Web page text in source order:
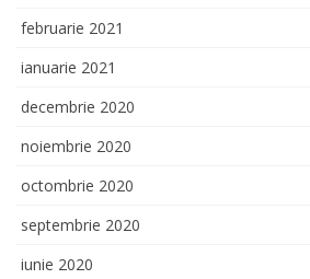
februarie 2021
ianuarie 2021
decembrie 2020
noiembrie 2020
octombrie 2020
septembrie 2020
iunie 2020